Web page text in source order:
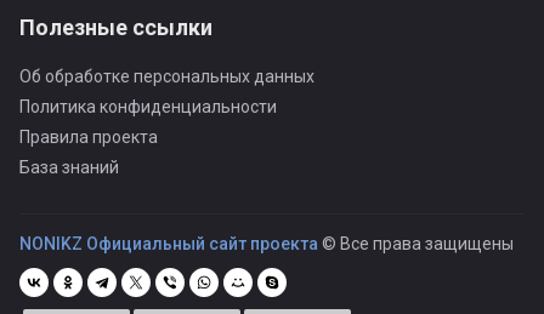
Полезные ссылки
Об обработке персональных данных
Политика конфиденциальности
Правила проекта
База знаний
NONIKZ Официальный сайт проекта © Все права защищены